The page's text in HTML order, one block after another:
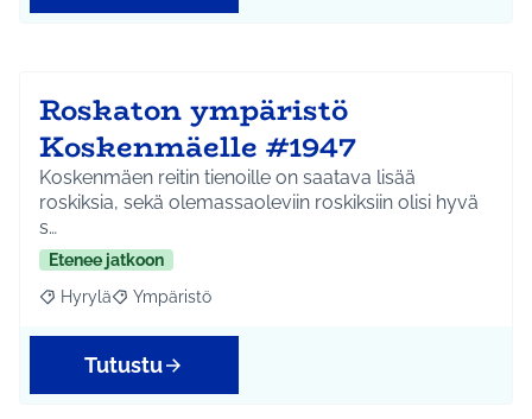
Roskaton ympäristö
Koskenmäelle #1947
Koskenmäen reitin tienoille on saatava lisää
roskiksia, sekä olemassaoleviin roskiksiin olisi hyvä
s…
Etenee jatkoon
Rajaa tulokset aihepiirin mukaan: Hyrylä
Hyrylä Rajaa tulokset teeman mukaan: Ympäristö
Ympäristö
Tutustu